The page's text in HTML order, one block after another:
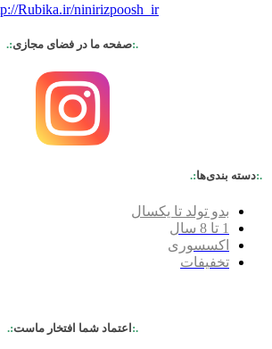
Rubika.ir/ninirizpoosh_ir
.:صفحه ما در فضای مجازی:.
.:دسته بندی‌ها:.
بدو تولد تا یکسال
1 تا 8 سال
اکسسوری
تخفیفات
.:اعتماد شما افتخار ماست:.